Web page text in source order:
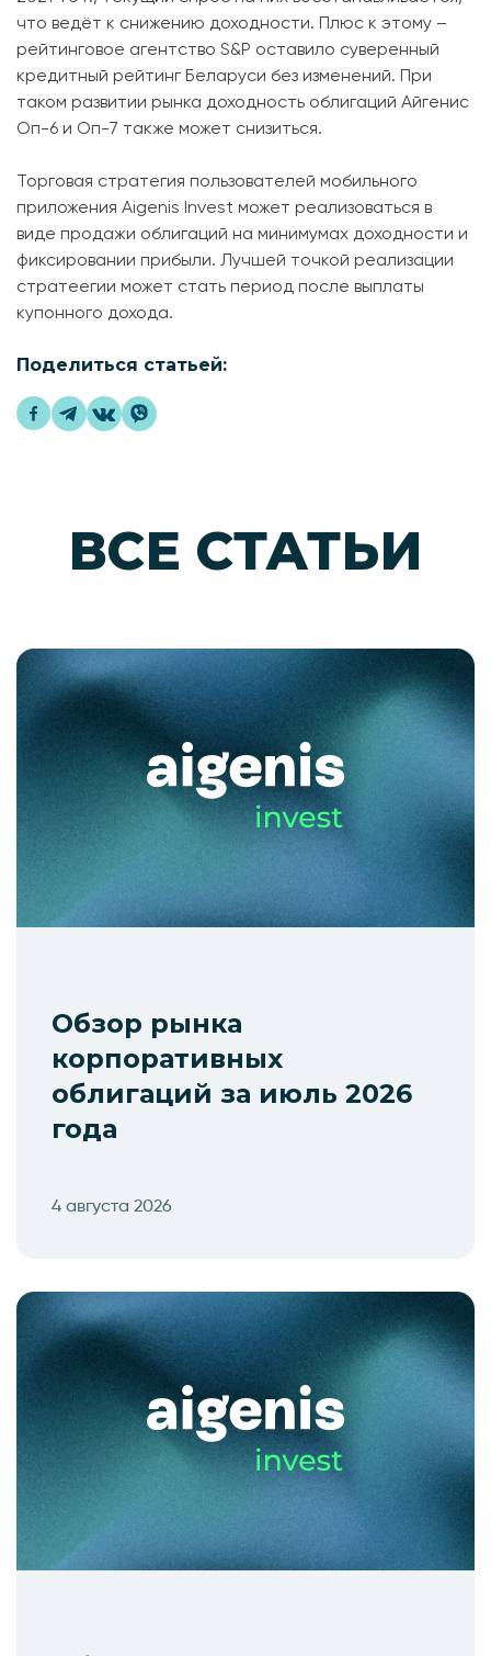
что ведёт к снижению доходности. Плюс к этому –
рейтинговое агентство S&P оставило суверенный
кредитный рейтинг Беларуси без изменений. При
таком развитии рынка доходность облигаций Айгенис
Оп-6 и Оп-7 также может снизиться.
Торговая стратегия пользователей мобильного
приложения Aigenis Invest может реализоваться в
виде продажи облигаций на минимумах доходности и
фиксировании прибыли. Лучшей точкой реализации
стратеегии может стать период после выплаты
купонного дохода.
Поделиться статьей:
ВСЕ СТАТЬИ
Обзор рынка
корпоративных
облигаций за июль 2026
года
4 августа 2026